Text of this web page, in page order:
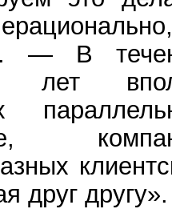
— В
лет
друг другу».